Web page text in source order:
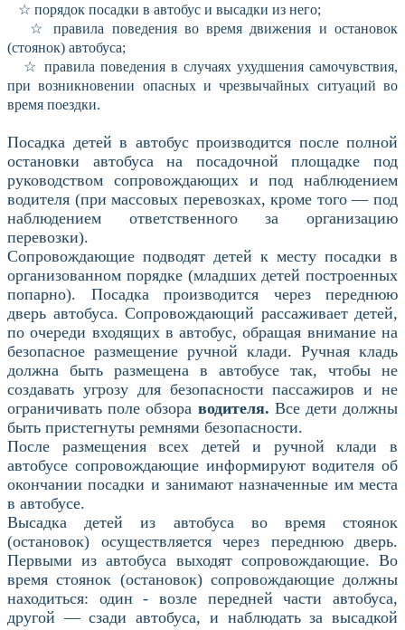
☆ порядок посадки в автобус и высадки из него;
☆ правила поведения во время движения и остановок
(стоянок) автобуса;
☆ правила поведения в случаях ухудшения самочувствия,
при возникновении опасных и чрезвычайных ситуаций во
время поездки.
Посадка детей в автобус производится после полной
остановки автобуса на посадочной площадке под
руководством сопровождающих и под наблюдением
водителя (при массовых перевозках, кроме того — под
наблюдением ответственного за организацию
перевозки).
Сопровождающие подводят детей к месту посадки в
организованном порядке (младших детей построенных
попарно). Посадка производится через переднюю
дверь автобуса. Сопровождающий рассаживает детей,
по очереди входящих в автобус, обращая внимание на
безопасное размещение ручной клади. Ручная кладь
должна быть размещена в автобусе так, чтобы не
создавать угрозу для безопасности пассажиров и не
ограничивать поле обзора водителя. Все дети должны
быть пристегнуты ремнями безопасности.
После размещения всех детей и ручной клади в
автобусе сопровождающие информируют водителя об
окончании посадки и занимают назначенные им места
в автобусе.
Высадка детей из автобуса во время стоянок
(остановок) осуществляется через переднюю дверь.
Первыми из автобуса выходят сопровождающие. Во
время стоянок (остановок) сопровождающие должны
находиться: один - возле передней части автобуса,
другой — сзади автобуса, и наблюдать за высадкой